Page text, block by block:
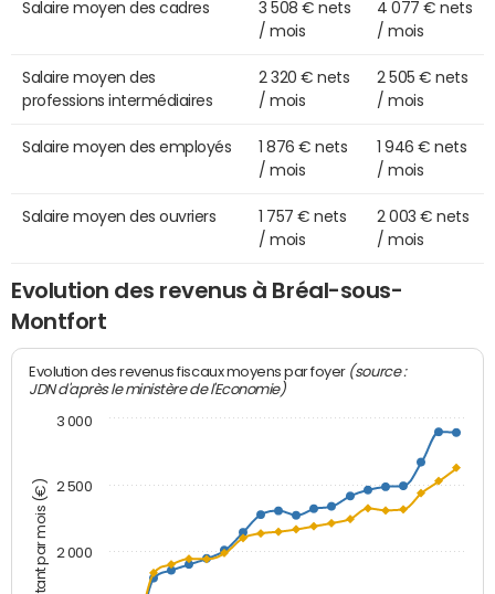
Salaire moyen des cadres
3 508 € nets
/ mois
4 077 € nets
/ mois
Salaire moyen des
professions intermédiaires
2 320 € nets
/ mois
2 505 € nets
/ mois
Salaire moyen des employés
1 876 € nets
/ mois
1 946 € nets
/ mois
Salaire moyen des ouvriers
1 757 € nets
/ mois
2 003 € nets
/ mois
Evolution des revenus à Bréal-sous-
Montfort
Montant par mois (€)
Evolution des revenus fiscaux moyens par foyer (source :
JDN d'après le ministère de l'Economie)
2 000
2 500
3 000